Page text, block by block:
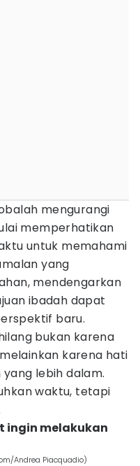
mengurangi
memperhatikan
untuk memahami
yang
mendengarkan
ibadah dapat
baru.
bukan karena
karena hati
lebih dalam.
waktu, tetapi
ingin melakukan
Andrea Piacquadio)